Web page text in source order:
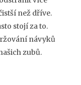
než dříve.
stojí za to.
návyků
zubů.